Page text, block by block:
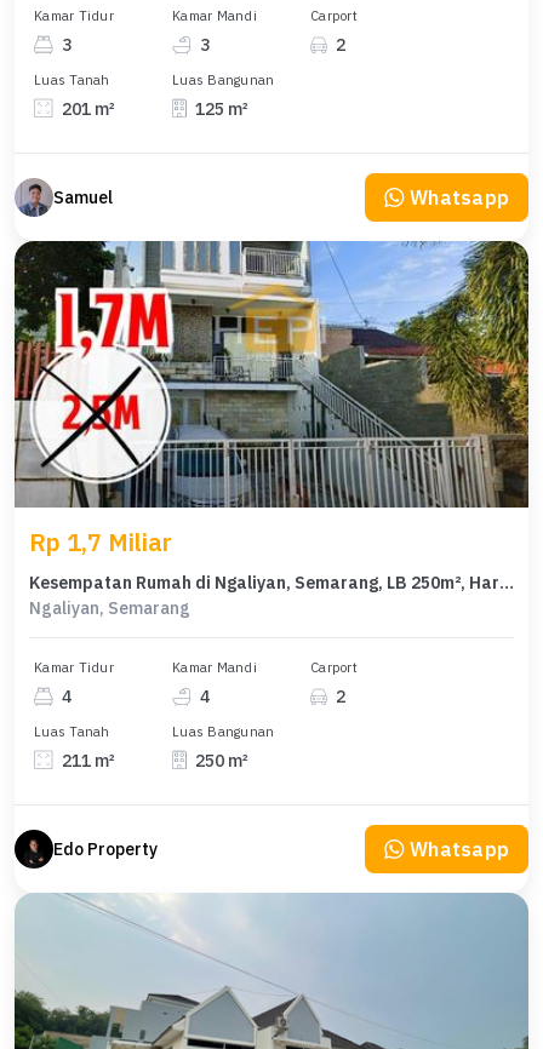
Kamar Tidur
3
Kamar Mandi
3
Carport
2
Luas Tanah
201 m²
Luas Bangunan
125 m²
Samuel Whatsapp
Rp 1,7 Miliar
Kesempatan Rumah di Ngaliyan, Semarang, LB 250m², Harga 1,7 Miliar
Ngaliyan, Semarang
Kamar Tidur
4
Kamar Mandi
4
Carport
2
Luas Tanah
211 m²
Luas Bangunan
250 m²
Edo Property Whatsapp